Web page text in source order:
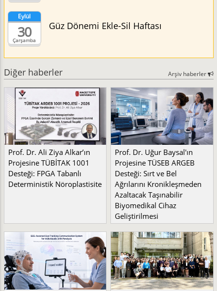
Çarşamba
Eylül
30 Güz Dönemi Ekle-Sil Haftası
Diğer haberler Arşiv haberler
Prof. Dr. Ali Ziya Alkar’ın
Projesine TÜBİTAK 1001
Desteği: FPGA Tabanlı
Deterministik Nöroplastisite
Prof. Dr. Uğur Baysal'ın
Projesine TÜSEB ARGEB
Desteği: Sırt ve Bel
Ağrılarını Kronikleşmeden
Azaltacak Taşınabilir
Biyomedikal Cihaz
Geliştirilmesi